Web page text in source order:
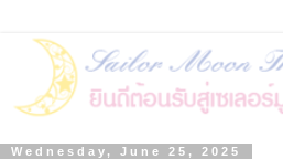
Wednesday, June 25, 2025